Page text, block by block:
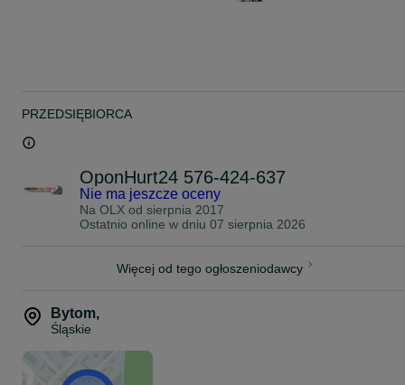
Pasuje do popularnych busów:
Renault Trafic
Opel Vivaro
Fiat Talento
Mercedes Vito
Volkswagen Transporter
PODSUMOWANIE
GOODRIDE H188 215/65R16C to solidny wybór w dobrej cenie –
gotowy do pracy od razu po montażu.
Dostępne od ręki
Faktura VAT
Wysyłka / odbiór osobisty
Kontakt telefoniczny lub wiadomość.
PRZEDSIĘBIORCA
OponHurt24 576-424-637
Nie ma jeszcze oceny
Na OLX od sierpnia 2017
Ostatnio online w dniu 07 sierpnia 2026
Więcej od tego ogłoszeniodawcy
Bytom,
Śląskie